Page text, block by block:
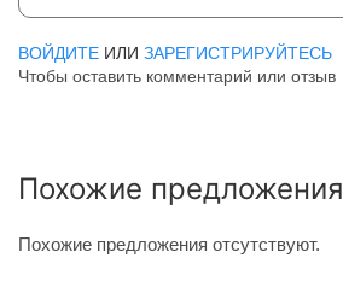
ВОЙДИТЕ ИЛИ ЗАРЕГИСТРИРУЙТЕСЬ
Чтобы оставить комментарий или отзыв
Похожие предложения
Похожие предложения отсутствуют.